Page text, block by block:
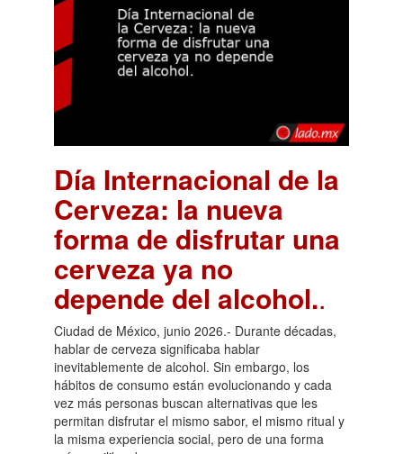
Día Internacional de la
Cerveza: la nueva
forma de disfrutar una
cerveza ya no
depende del alcohol..
Ciudad de México, junio 2026.- Durante décadas,
hablar de cerveza significaba hablar
inevitablemente de alcohol. Sin embargo, los
hábitos de consumo están evolucionando y cada
vez más personas buscan alternativas que les
permitan disfrutar el mismo sabor, el mismo ritual y
la misma experiencia social, pero de una forma